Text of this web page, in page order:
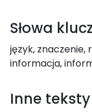
Słowa
język,
informacja,
Inne